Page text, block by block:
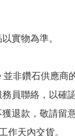
實物為準。
並非鑽石供應商
員聯絡，以確
退款，敬請留
作天內交貨。